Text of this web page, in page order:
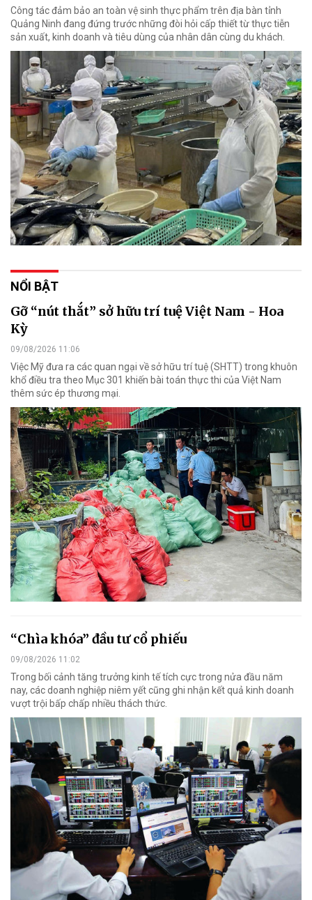
Công tác đảm bảo an toàn vệ sinh thực phẩm trên địa bàn tỉnh
Quảng Ninh đang đứng trước những đòi hỏi cấp thiết từ thực tiễn
sản xuất, kinh doanh và tiêu dùng của nhân dân cùng du khách.
NỔI BẬT
Gỡ “nút thắt” sở hữu trí tuệ Việt Nam - Hoa
Kỳ
09/08/2026 11:06
Việc Mỹ đưa ra các quan ngại về sở hữu trí tuệ (SHTT) trong khuôn
khổ điều tra theo Mục 301 khiến bài toán thực thi của Việt Nam
thêm sức ép thương mại.
“Chìa khóa” đầu tư cổ phiếu
09/08/2026 11:02
Trong bối cảnh tăng trưởng kinh tế tích cực trong nửa đầu năm
nay, các doanh nghiệp niêm yết cũng ghi nhận kết quả kinh doanh
vượt trội bấp chấp nhiều thách thức.